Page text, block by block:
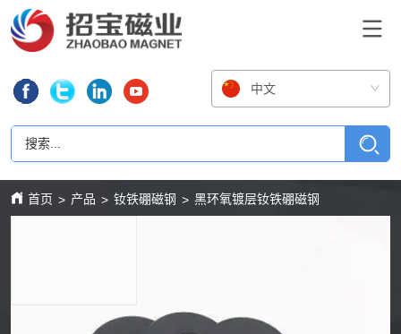
中文
首页 > 产品 > 钕铁硼磁钢 > 黑环氧镀层钕铁硼磁钢